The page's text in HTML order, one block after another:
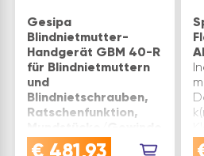
Gesipa
Blindnietmutter-
Handgerät GBM 40-R
für Blindnietmuttern
und
Blindnietschrauben,
Ratschenfunktion,
M5-M10, Koffer
€ 481,93